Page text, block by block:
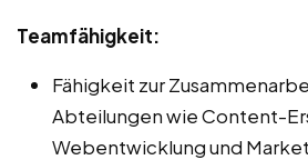
Teamfähigkeit:
Fähigkeit zur
Abteilungen wie Content-
Webentwicklung und